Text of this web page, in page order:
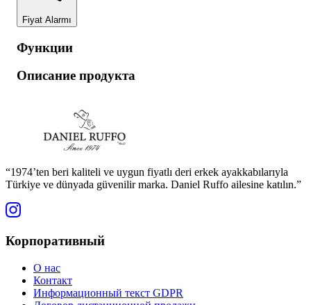
Fiyat Alarmı
Функции
Описание продукта
“1974’ten beri kaliteli ve uygun fiyatlı deri erkek ayakkabılarıyla
Türkiye ve dünyada güvenilir marka. Daniel Ruffo ailesine katılın.”
Корпоративный
О нас
Контакт
Информационный текст GDPR